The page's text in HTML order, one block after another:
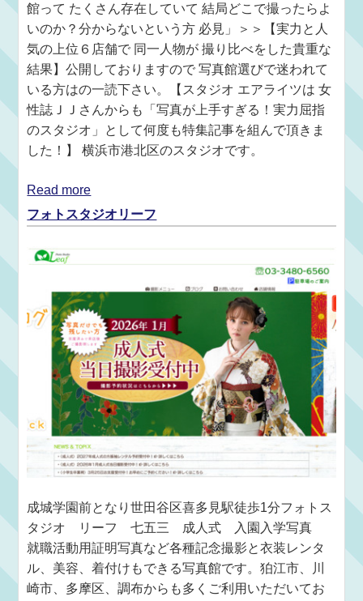
館って たくさん存在していて 結局どこで撮ったらよ
いのか？分からないという方 必見」＞＞【実力と人
気の上位６店舗で 同一人物が 撮り比べをした貴重な
結果】公開しておりますので 写真館選びで迷われて
いる方はの一読下さい。【スタジオ エアライツは 女
性誌ＪＪさんからも「写真が上手すぎる！実力屈指
のスタジオ」として何度も特集記事を組んで頂きま
した！】 横浜市港北区のスタジオです。
Read more
フォトスタジオリーフ
成城学園前となり世田谷区喜多見駅徒歩1分フォトス
タジオ リーフ 七五三 成人式 入園入学写真
就職活動用証明写真など各種記念撮影と衣装レンタ
ル、美容、着付けもできる写真館です。狛江市、川
崎市、多摩区、調布からも多くご利用いただいてお